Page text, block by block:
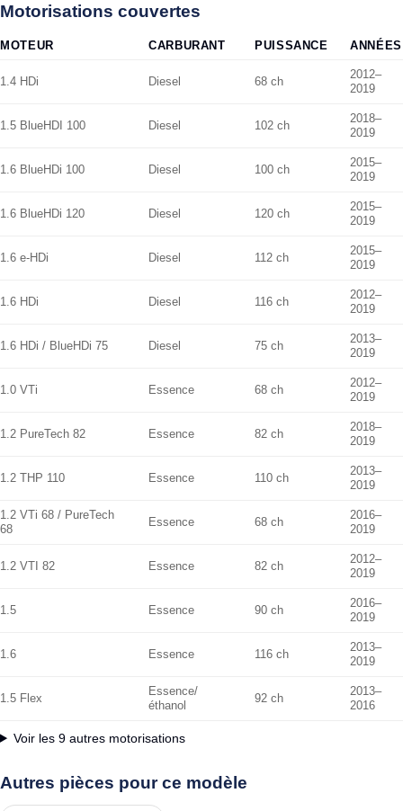
Motorisations couvertes
MOTEUR CARBURANT PUISSANCE ANNÉES
1.4 HDi Diesel 68 ch
2012–
2019
1.5 BlueHDI 100 Diesel 102 ch
2018–
2019
1.6 BlueHDi 100 Diesel 100 ch
2015–
2019
1.6 BlueHDi 120 Diesel 120 ch
2015–
2019
1.6 e-HDi Diesel 112 ch
2015–
2019
1.6 HDi Diesel 116 ch
2012–
2019
1.6 HDi / BlueHDi 75 Diesel 75 ch
2013–
2019
1.0 VTi Essence 68 ch
2012–
2019
1.2 PureTech 82 Essence 82 ch
2018–
2019
1.2 THP 110 Essence 110 ch
2013–
2019
1.2 VTi 68 / PureTech
68
Essence 68 ch
2016–
2019
1.2 VTI 82 Essence 82 ch
2012–
2019
1.5 Essence 90 ch
2016–
2019
1.6 Essence 116 ch
2013–
2019
1.5 Flex
Essence/
éthanol
92 ch
2013–
2016
Voir les 9 autres motorisations
Autres pièces pour ce modèle